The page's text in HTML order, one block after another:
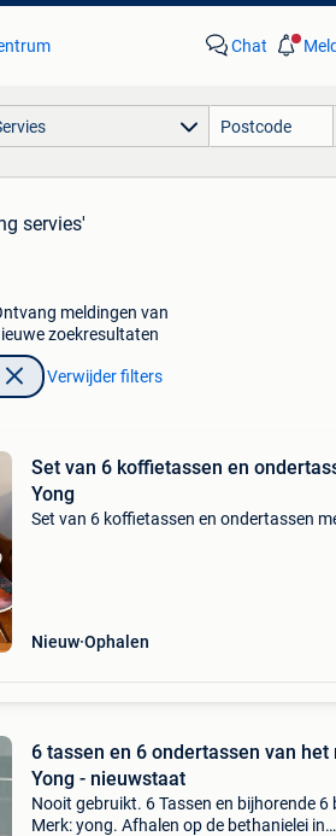
Chat
servies'
meldingen van
zoekresultaten
Verwijder filters
Set van 6 koffietassen en
Yong
Set van 6 koffietassen en ondertassen
Nieuw Ophalen
6 tassen en 6 ondertassen van het
Yong - nieuwstaat
Nooit gebruikt. 6 Tassen en bijhorende 6
Merk: yong. Afhalen op de bethanielei in